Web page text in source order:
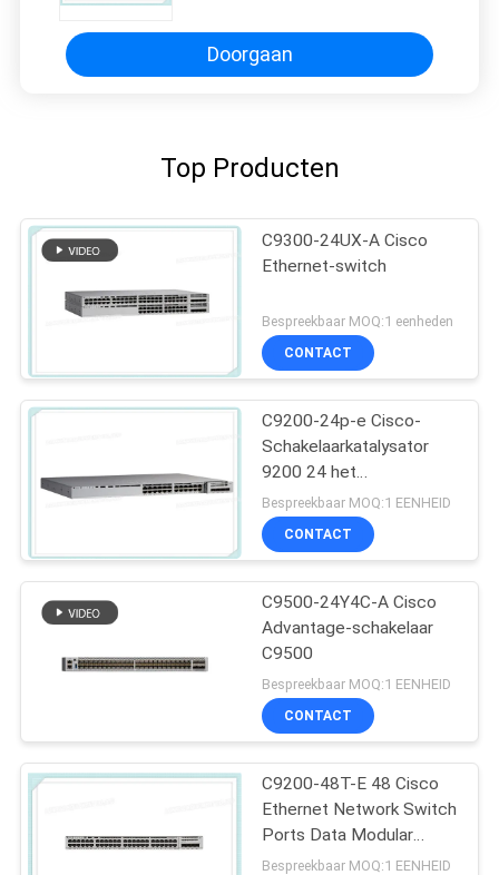
Doorgaan
Top Producten
C9300-24UX-A Cisco
Ethernet-switch
Bespreekbaar MOQ:1 eenheden
CONTACT
C9200-24p-e Cisco-
Schakelaarkatalysator
9200 24 het
Netwerkhoofdzaak van
de Havenpoe+
Schakelaar
Bespreekbaar MOQ:1 EENHEID
CONTACT
C9500-24Y4C-A Cisco
Advantage-schakelaar
C9500
Bespreekbaar MOQ:1 EENHEID
CONTACT
C9200-48T-E 48 Cisco
Ethernet Network Switch
Ports Data Modular
Uplink Opties
Bespreekbaar MOQ:1 EENHEID